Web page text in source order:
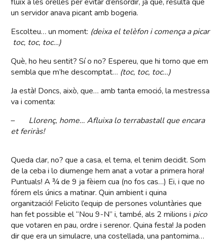
un servidor anava picant amb bogeria.
Escolteu… un moment: (deixa el telèfon i comença a picar
toc, toc, toc…)
Què, ho heu sentit? Sí o no? Espereu, que hi torno que em
sembla que m’he descomptat… (toc, toc, toc…)
Ja està! Doncs, això, que… amb tanta emoció, la mestressa
va i comenta:
– Llorenç, home… Afluixa lo terrabastall que encara
et feriràs!
Queda clar, no? que a casa, el tema, el tenim decidit. Som
de la ceba i lo diumenge hem anat a votar a primera hora!
Puntuals! A ¾ de 9 ja fèiem cua (no fos cas…) Ei, i que no
fórem els únics a matinar. Quin ambient i quina
organització! Felicito l’equip de persones voluntàries que
han fet possible el “Nou 9-N” i, també, als 2 milions i pico
que votaren en pau, ordre i serenor. Quina festa! Ja poden
dir que era un simulacre, una costellada, una pantomima…